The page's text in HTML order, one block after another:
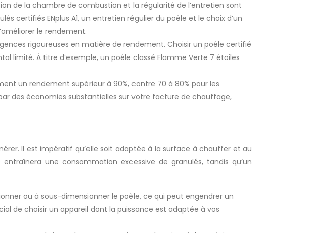
de la chambre de combustion et la régularité de l’entretien sont
certifiés ENplus A1, un entretien régulier du poêle et le choix d’un
le rendement.
rigoureuses en matière de rendement. Choisir un poêle certifié
limité. À titre d’exemple, un poêle classé Flamme Verte 7 étoiles
un rendement supérieur à 90%, contre 70 à 80% pour les
des économies substantielles sur votre facture de chauffage,
Il est impératif qu’elle soit adaptée à la surface à chauffer et au
une consommation excessive de granulés, tandis qu’un
ou à sous-dimensionner le poêle, ce qui peut engendrer un
de choisir un appareil dont la puissance est adaptée à vos